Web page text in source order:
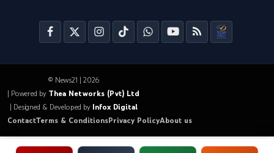
© News21 | 2026
| Powered by Thea Networks (Pvt) Ltd
| Designed & Developed by Infox Digital
ContactTerms & ConditionsPrivacy PolicyAbout us